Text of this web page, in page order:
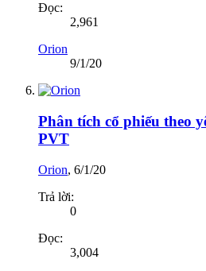
Đọc:
2,961
Orion
9/1/20
Phân tích cổ phiếu theo
PVT
Orion, 6/1/20
Trả lời:
0
Đọc:
3,004